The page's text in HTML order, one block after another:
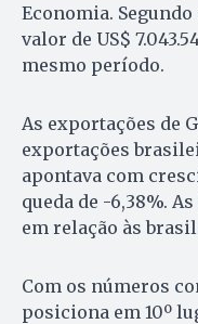
Economia.
valor de US$
mesmo período.
As exportações de
exportações
apontava com
queda de -6,38%.
em relação às
Com os números
posiciona em 10º